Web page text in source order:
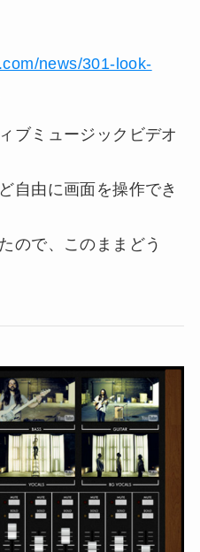
news/301-look-
ブミュージックビデオ
自由に画面を操作でき
ので、このままどう